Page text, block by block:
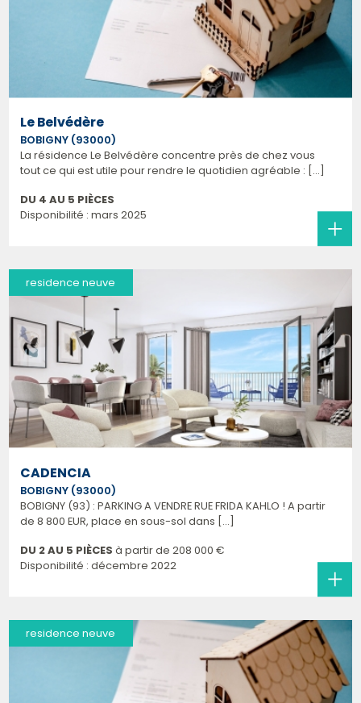
Le Belvédère
BOBIGNY (93000)
La résidence Le Belvédère concentre près de chez vous
tout ce qui est utile pour rendre le quotidien agréable : [...]
DU 4 AU 5 PIÈCES
Disponibilité : mars 2025
residence neuve
CADENCIA
BOBIGNY (93000)
BOBIGNY (93) : PARKING A VENDRE RUE FRIDA KAHLO ! A partir
de 8 800 EUR, place en sous-sol dans [...]
DU 2 AU 5 PIÈCES à partir de 208 000 €
Disponibilité : décembre 2022
residence neuve